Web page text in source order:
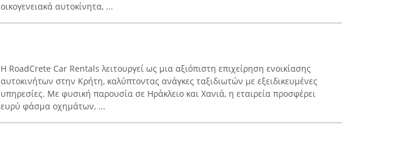
οικογενειακά αυτοκίνητα, ...
Η RoadCrete Car Rentals λειτουργεί ως μια αξιόπιστη επιχείρηση ενοικίασης
αυτοκινήτων στην Κρήτη, καλύπτοντας ανάγκες ταξιδιωτών με εξειδικευμένες
υπηρεσίες. Με φυσική παρουσία σε Ηράκλειο και Χανιά, η εταιρεία προσφέρει
ευρύ φάσμα οχημάτων, ...